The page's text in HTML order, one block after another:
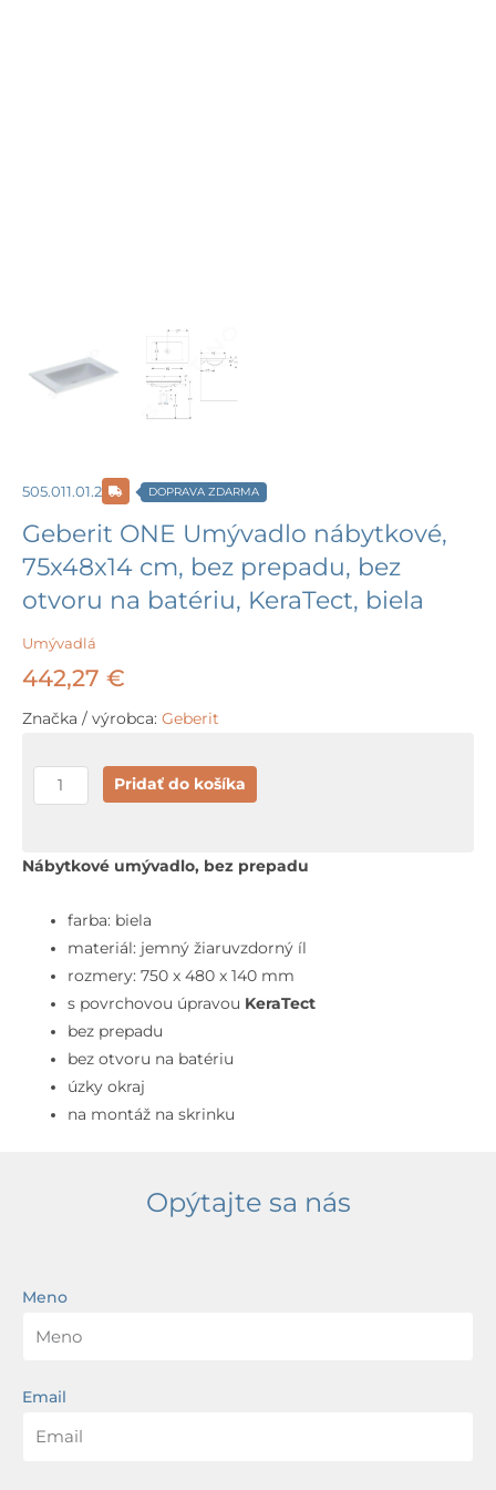
505.011.01.2 DOPRAVA ZDARMA
Geberit ONE Umývadlo nábytkové,
75x48x14 cm, bez prepadu, bez
otvoru na batériu, KeraTect, biela
Umývadlá
442,27 €
Značka / výrobca: Geberit
množstvo
Geberit
Umývadlo
75x48x14
cm,
bez
prepadu,
bez
otvoru
batériu,
Pridať do košíka
Nábytkové umývadlo, bez prepadu
farba: biela
materiál: jemný žiaruvzdorný íl
rozmery: 750 x 480 x 140 mm
s povrchovou úpravou KeraTect
bez prepadu
bez otvoru na batériu
úzky okraj
na montáž na skrinku
Opýtajte sa nás
Meno
Email